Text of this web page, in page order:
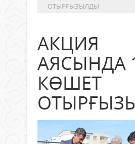
ОТЫРҒЫЗЫЛДЫ
АКЦИЯ
АЯСЫНДА
КӨШЕТ